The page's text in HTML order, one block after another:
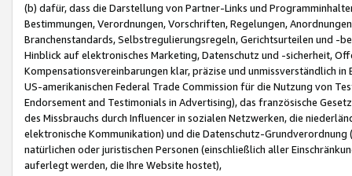
(b) dafür, dass die Darstellung von Partner-Links und
Bestimmungen, Verordnungen, Vorschriften, Regelungen,
Branchenstandards, Selbstregulierungsregeln, Gerichtsurteilen und -
Hinblick auf elektronisches Marketing, Datenschutz und -sicherheit,
Kompensationsvereinbarungen klar, präzise und unmissverständlich
US-amerikanischen Federal Trade Commission für die Nutzung von
Endorsement and Testimonials in Advertising), das französische
des Missbrauchs durch Influencer in sozialen Netzwerken, die
elektronische Kommunikation) und die Datenschutz-
natürlichen oder juristischen Personen (einschließlich aller
auferlegt werden, die Ihre Website hostet),